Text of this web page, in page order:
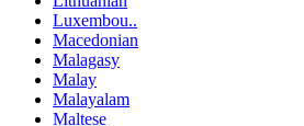
Luxembou..
Macedonian
Malagasy
Malay
Malayalam
Maltese